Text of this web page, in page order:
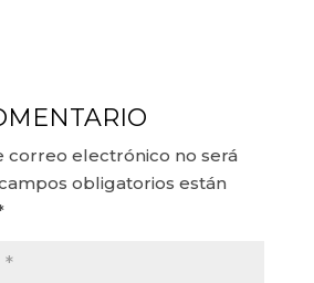
correo electrónico no será
obligatorios están